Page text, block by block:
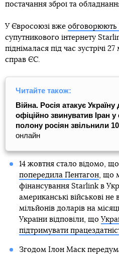
постачання зброї та
У Євросоюзі вже обговорюють
супутникового інтернету
піднімалася під час зустрічі
справ ЄС.
Читайте також:
Війна. Росія атакує
офіційно звинуватив Іран у
полону росіян звільнили
онлайн
14 жовтня стало відомо,
попередила Пентагон, що
фінансування Starlink в
американські військові не
мільйонів доларів на
України відповіли, що
підтримувати
Згодом Ілон Маск